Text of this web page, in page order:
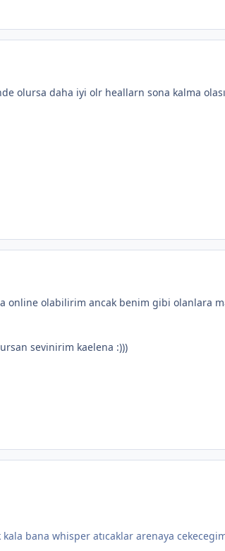
olursa daha iyi olr heallarn sona kalma
online olabilirim ancak benim gibi olanlara
sevinirim kaelena :)))
bana whisper atıcaklar arenaya